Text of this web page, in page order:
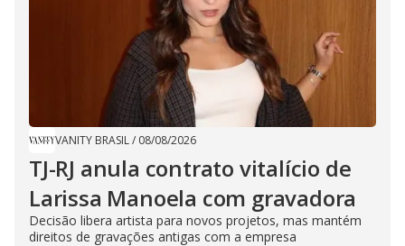
VANITY BRASIL/ 08/08/2026
TJ-RJ anula contrato vitalício de
Larissa Manoela com gravadora
Decisão libera artista para novos projetos, mas mantém
direitos de gravações antigas com a empresa